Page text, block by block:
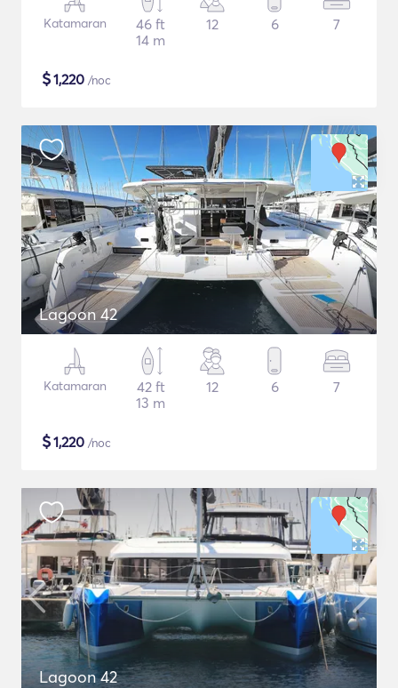
Katamaran
46 ft
14 m
12 6 7
$1,220 /noc
Lagoon 42
Katamaran
42 ft
13 m
12 6 7
$1,220 /noc
Lagoon 42